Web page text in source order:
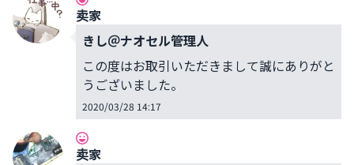
卖家
きし＠ナオセル管理人
この度はお取引いただきまして誠にありがと
うございました。
2020/03/28 14:17
卖家